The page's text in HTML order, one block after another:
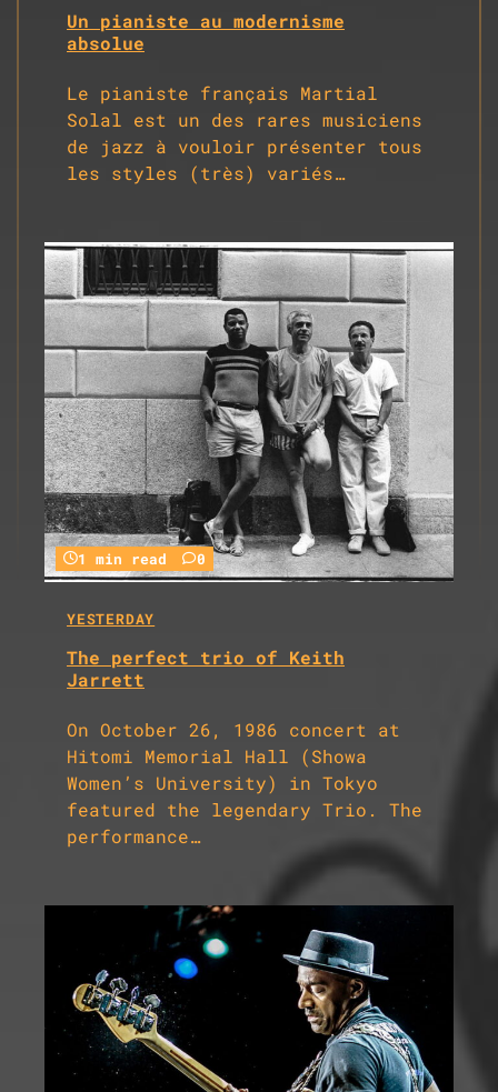
Un pianiste au modernisme
absolue
Le pianiste français Martial
Solal est un des rares musiciens
de jazz à vouloir présenter tous
les styles (très) variés…
1 min read 0
YESTERDAY
The perfect trio of Keith
Jarrett
On October 26, 1986 concert at
Hitomi Memorial Hall (Showa
Women’s University) in Tokyo
featured the legendary Trio. The
performance…